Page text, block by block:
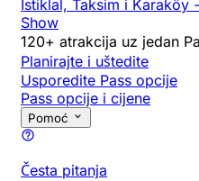
Istiklal, Taksim i Karaköy -
Show
120+ atrakcija uz jedan
Planirajte i uštedite
Usporedite Pass opcije
Pass opcije i cijene
Pomoć
Česta pitanja